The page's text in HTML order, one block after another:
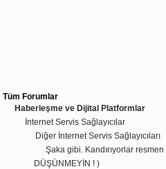
Tüm Forumlar
Haberleşme ve Dijital Platformlar
İnternet Servis Sağlayıcılar
Diğer İnternet Servis Sağlayıcıları
Şaka gibi. Kandırıyorlar
DÜŞÜNMEYİN ! )